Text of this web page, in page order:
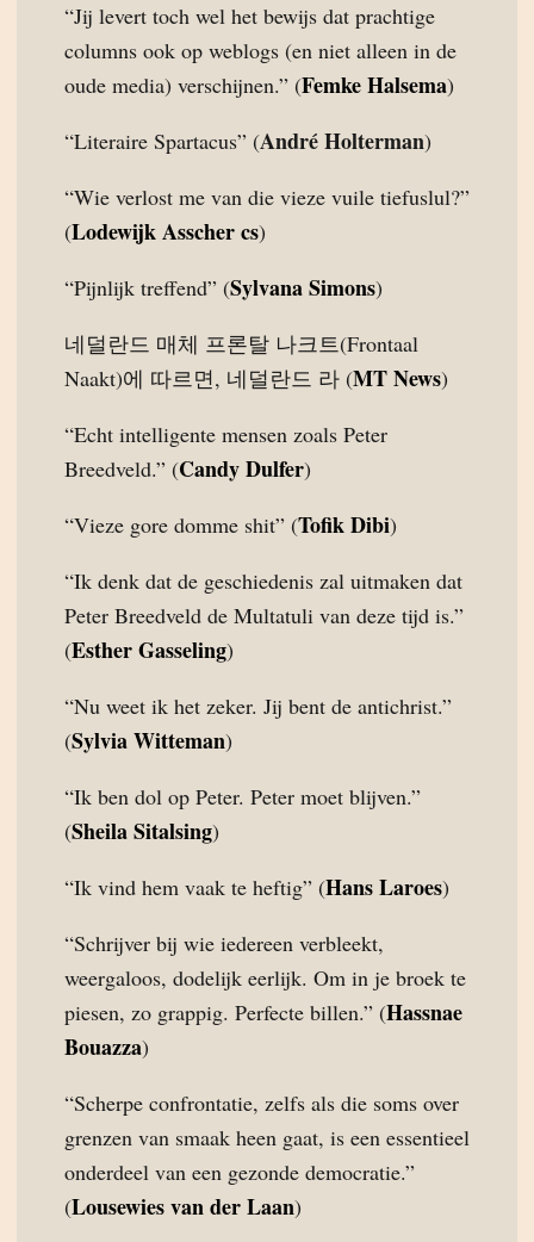
“Jij levert toch wel het bewijs dat prachtige
columns ook op weblogs (en niet alleen in de
oude media) verschijnen.” (Femke Halsema)
“Literaire Spartacus” (André Holterman)
“Wie verlost me van die vieze vuile tiefuslul?”
(Lodewijk Asscher cs)
“Pijnlijk treffend” (Sylvana Simons)
네덜란드 매체 프론탈 나크트(Frontaal
Naakt)에 따르면, 네덜란드 라 (MT News)
“Echt intelligente mensen zoals Peter
Breedveld.” (Candy Dulfer)
“Vieze gore domme shit” (Tofik Dibi)
“Ik denk dat de geschiedenis zal uitmaken dat
Peter Breedveld de Multatuli van deze tijd is.”
(Esther Gasseling)
“Nu weet ik het zeker. Jij bent de antichrist.”
(Sylvia Witteman)
“Ik ben dol op Peter. Peter moet blijven.”
(Sheila Sitalsing)
“Ik vind hem vaak te heftig” (Hans Laroes)
“Schrijver bij wie iedereen verbleekt,
weergaloos, dodelijk eerlijk. Om in je broek te
piesen, zo grappig. Perfecte billen.” (Hassnae
Bouazza)
“Scherpe confrontatie, zelfs als die soms over
grenzen van smaak heen gaat, is een essentieel
onderdeel van een gezonde democratie.”
(Lousewies van der Laan)